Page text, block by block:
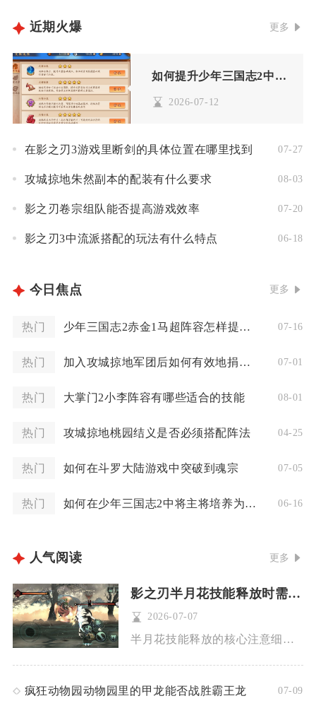
近期火爆 更多
如何提升少年三国志2中申公豹的实力
2026-07-12
在影之刃3游戏里断剑的具体位置在哪里找到 07-27
攻城掠地朱然副本的配装有什么要求 08-03
影之刃卷宗组队能否提高游戏效率 07-20
影之刃3中流派搭配的玩法有什么特点 06-18
今日焦点 更多
热门 少年三国志2赤金1马超阵容怎样提升实力 07-16
热门 加入攻城掠地军团后如何有效地捐赠影子 07-01
热门 大掌门2小李阵容有哪些适合的技能 08-01
热门 攻城掠地桃园结义是否必须搭配阵法 04-25
热门 如何在斗罗大陆游戏中突破到魂宗 07-05
热门 如何在少年三国志2中将主将培养为红将 06-16
人气阅读 更多
影之刃半月花技能释放时需要注意哪些细节
2026-07-07
半月花技能释放的核心注意细节集中在羁绊触发条件、杀意资源把控...
疯狂动物园动物园里的甲龙能否战胜霸王龙 07-09